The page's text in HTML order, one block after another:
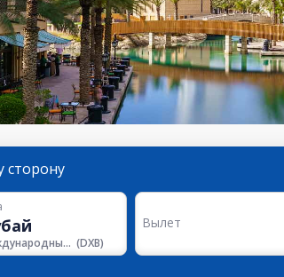
сторону
Международный Аэропорт Дубая (DXB)
Вылет